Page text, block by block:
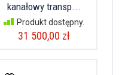
kanałowy transp...
Produkt dostępny.
31 500,00 zł